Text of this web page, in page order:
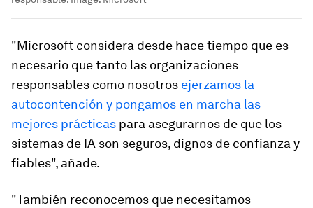
"Microsoft considera desde hace tiempo que es
necesario que tanto las organizaciones
responsables como nosotros ejerzamos la
autocontención y pongamos en marcha las
mejores prácticas para asegurarnos de que los
sistemas de IA son seguros, dignos de confianza y
fiables", añade.
"También reconocemos que necesitamos